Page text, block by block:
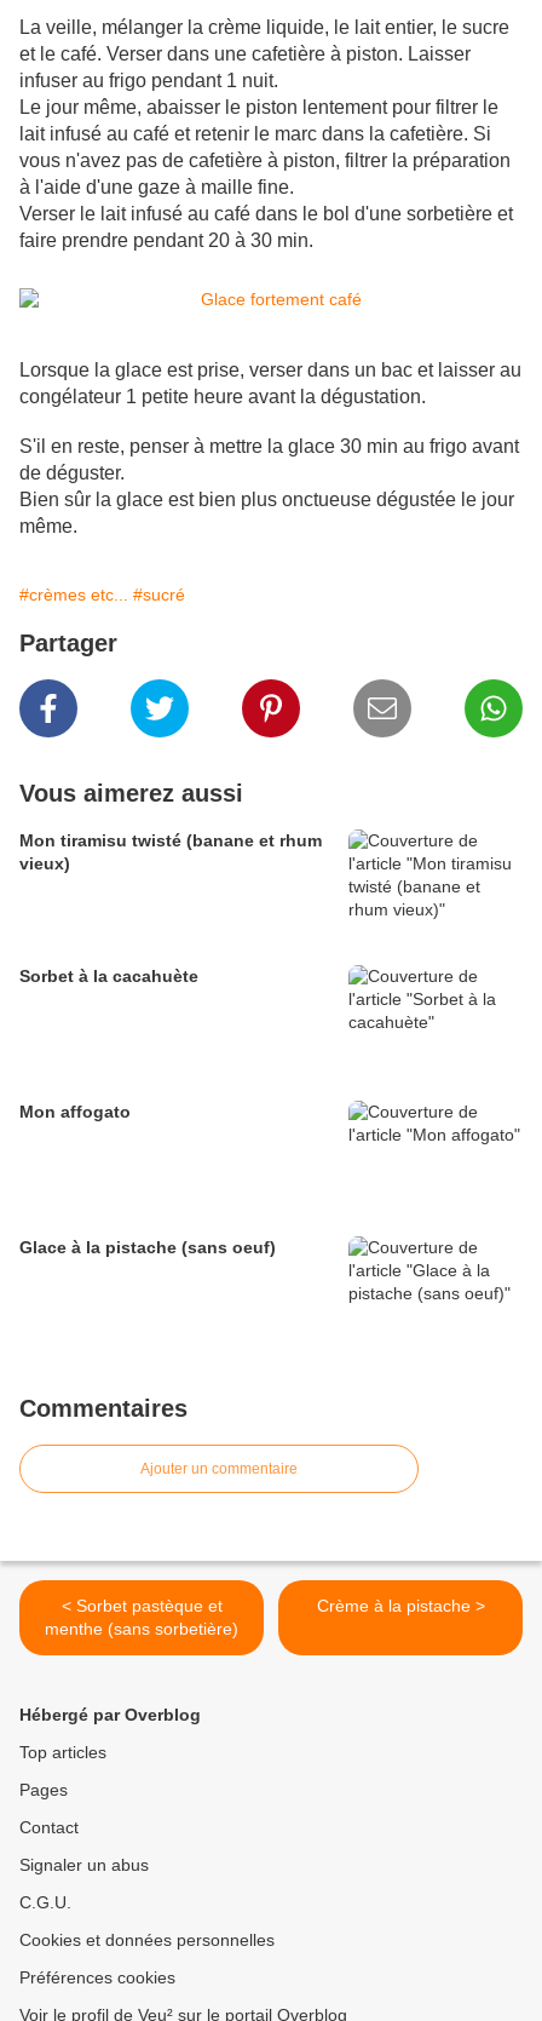
La veille, mélanger la crème liquide, le lait entier, le sucre
et le café. Verser dans une cafetière à piston. Laisser
infuser au frigo pendant 1 nuit.
Le jour même, abaisser le piston lentement pour filtrer le
lait infusé au café et retenir le marc dans la cafetière. Si
vous n'avez pas de cafetière à piston, filtrer la préparation
à l'aide d'une gaze à maille fine.
Verser le lait infusé au café dans le bol d'une sorbetière et
faire prendre pendant 20 à 30 min.
Lorsque la glace est prise, verser dans un bac et laisser au
congélateur 1 petite heure avant la dégustation.
S'il en reste, penser à mettre la glace 30 min au frigo avant
de déguster.
Bien sûr la glace est bien plus onctueuse dégustée le jour
même.
#crèmes etc... #sucré
Partager
Vous aimerez aussi
Mon tiramisu twisté (banane et rhum
vieux)
Sorbet à la cacahuète
Mon affogato
Glace à la pistache (sans oeuf)
Commentaires
Ajouter un commentaire
< Sorbet pastèque et
menthe (sans sorbetière)
Crème à la pistache >
Hébergé par Overblog
Top articles
Pages
Contact
Signaler un abus
C.G.U.
Cookies et données personnelles
Préférences cookies
Voir le profil de Veu² sur le portail Overblog